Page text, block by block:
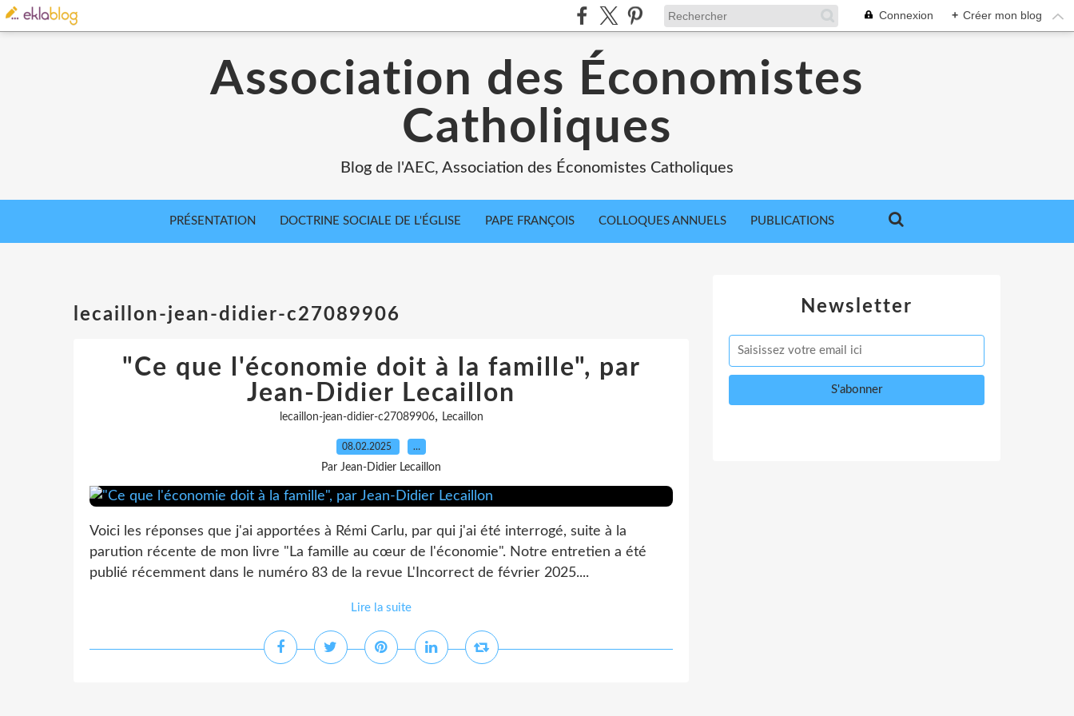
Connexion + Créer mon blog
Association des Économistes
Catholiques
Blog de l'AEC, Association des Économistes Catholiques
PRÉSENTATION DOCTRINE SOCIALE DE L'ÉGLISE PAPE FRANÇOIS COLLOQUES ANNUELS PUBLICATIONS
lecaillon-jean-didier-c27089906
"Ce que l'économie doit à la famille", par
Jean-Didier Lecaillon
lecaillon-jean-didier-c27089906, Lecaillon
08.02.2025 …
Par Jean-Didier Lecaillon
Voici les réponses que j'ai apportées à Rémi Carlu, par qui j'ai été interrogé, suite à la
parution récente de mon livre "La famille au cœur de l'économie". Notre entretien a été
publié récemment dans le numéro 83 de la revue L'Incorrect de février 2025....
Lire la suite
Newsletter